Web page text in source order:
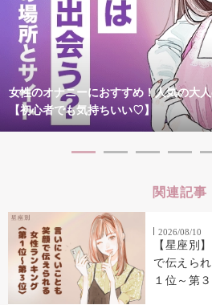
女性のオナニーにおすすめ！人気の大
【初心者でも気持ちいい♡】
関連記事
2026/08/10
【星座別
で伝えら
１位～第